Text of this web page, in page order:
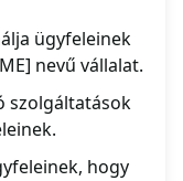
ügyfeleinek
nevű vállalat.
szolgáltatások
hogy